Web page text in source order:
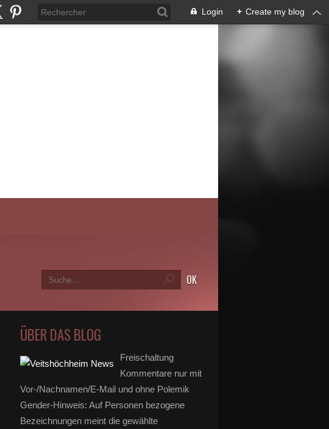
Login + Create my blog
ÜBER DAS BLOG
Freischaltung
Kommentare nur mit
Vor-/Nachnamen/E-Mail und ohne Polemik
Gender-Hinweis: Auf Personen bezogene
Bezeichnungen meint die gewählte